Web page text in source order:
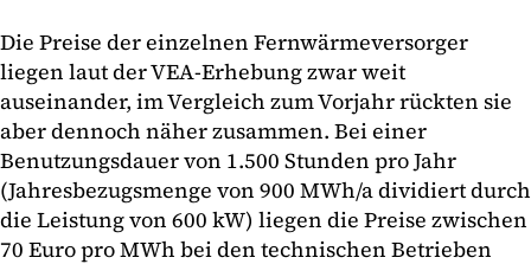
Die Preise der einzelnen Fernwärmeversorger
liegen laut der VEA-Erhebung zwar weit
auseinander, im Vergleich zum Vorjahr rückten sie
aber dennoch näher zusammen. Bei einer
Benutzungsdauer von 1.500 Stunden pro Jahr
(Jahresbezugsmenge von 900 MWh/a dividiert durch
die Leistung von 600 kW) liegen die Preise zwischen
70 Euro pro MWh bei den technischen Betrieben